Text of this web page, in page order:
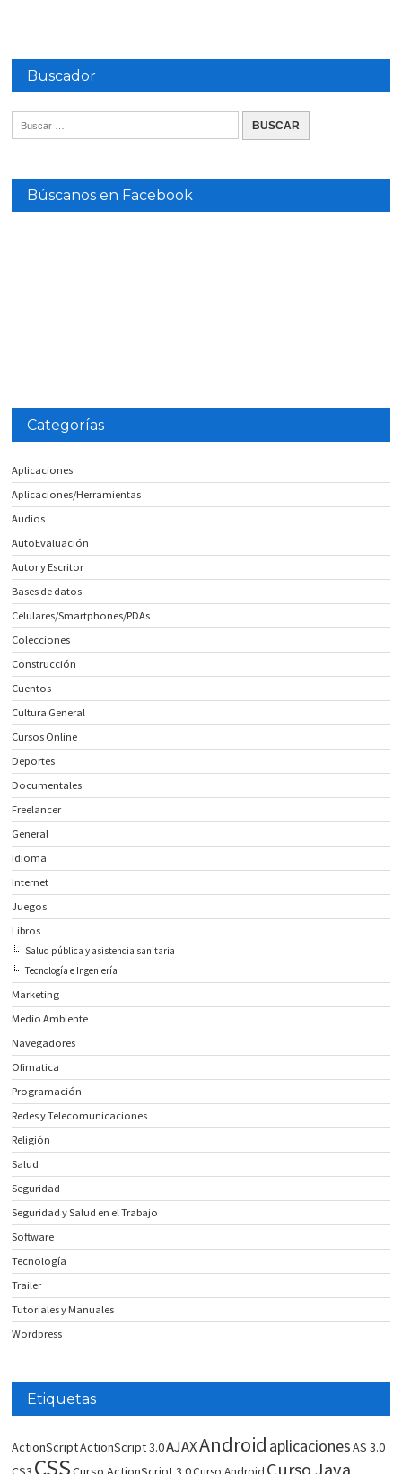
Buscador
Búscanos en Facebook
Categorías
Aplicaciones
Aplicaciones/Herramientas
Audios
AutoEvaluación
Autor y Escritor
Bases de datos
Celulares/Smartphones/PDAs
Colecciones
Construcción
Cuentos
Cultura General
Cursos Online
Deportes
Documentales
Freelancer
General
Idioma
Internet
Juegos
Libros
Salud pública y asistencia sanitaria
Tecnología e Ingeniería
Marketing
Medio Ambiente
Navegadores
Ofimatica
Programación
Redes y Telecomunicaciones
Religión
Salud
Seguridad
Seguridad y Salud en el Trabajo
Software
Tecnología
Trailer
Tutoriales y Manuales
Wordpress
Etiquetas
ActionScriptActionScript 3.0AJAXAndroid aplicacionesAS 3.0
CSS